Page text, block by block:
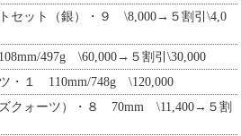
セット（銀）・９ \8,000→５割引\4,0
497g \60,000→５割引\30,000
・１ 110mm/748g \120,000
クォーツ）・８ 70mm \11,400→５割